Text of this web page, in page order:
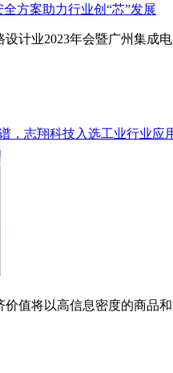
设计业2023年会暨广州集
，志翔科技入选工业行业应
价值将以高信息密度的商